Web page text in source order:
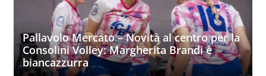
Pallavolo Mercato – Novità al centro per la
Consolini Volley: Margherita Brandi è
biancazzurra